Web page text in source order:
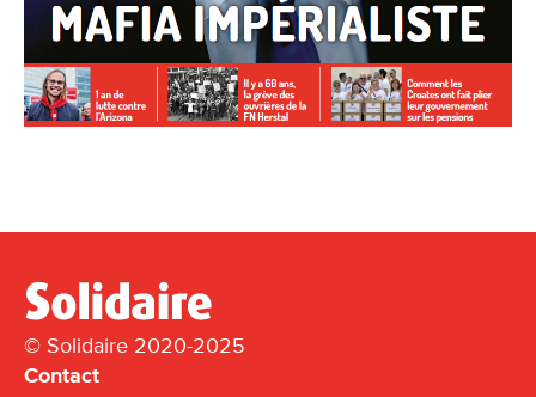
© Solidaire 2020-2025
Contact